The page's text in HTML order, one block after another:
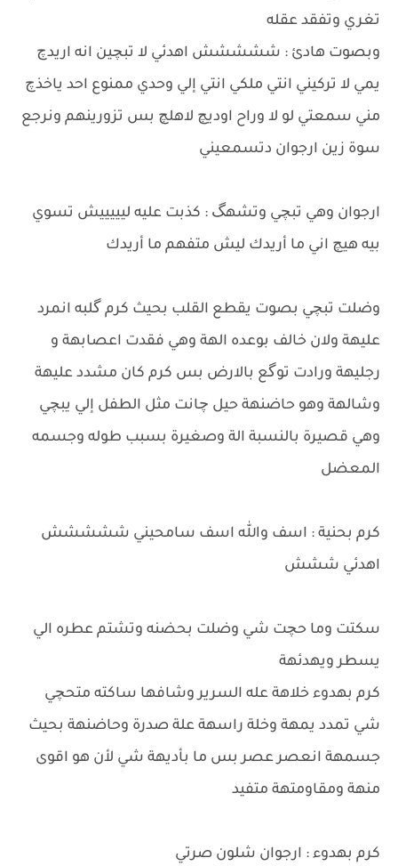
تغري وتفقد عقله
وبصوت هادئ : ششششش اهدئي لا تبچين انه اريدچ
يمي لا تركيني انتي ملكي انتي إلي وحدي ممنوع احد ياخذچ
مني سمعتي لو لا وراح اوديچ لاهلچ بس تزورينهم ونرجع
سوة زين ارجوان دتسمعيني
ارجوان وهي تبچي وتشهگ : كذبت عليه ليييييش تسوي
بيه هيچ اني ما أريدك ليش متفهم ما أريدك
وضلت تبچي بصوت يقطع القلب بحيث كرم گلبه انمرد
عليهة ولان خالف بوعده الهة وهي فقدت اعصابهة و
رجليهة ورادت توگع بالارض بس كرم كان مشدد عليهة
وشالهة وهو حاضنهة حيل چانت مثل الطفل إلي يبچي
وهي قصيرة بالنسبة الة وصغيرة بسبب طوله وجسمه
المعضل
كرم بحنية : اسف والله اسف سامحيني ششششش
اهدئي ششش
سكتت وما حچت شي وضلت بحضنه وتشتم عطره الي
يسطر ويهدئهة
كرم بهدوء خلاهة عله السرير وشافها ساكته متحچي
شي تمدد يمهة وخلة راسهة علة صدرة وحاضنهة بحيث
جسمهة انعصر عصر بس ما بأديهة شي لأن هو اقوى
منهة ومقاومتهة متفيد
كرم بهدوء : ارجوان شلون صرتي